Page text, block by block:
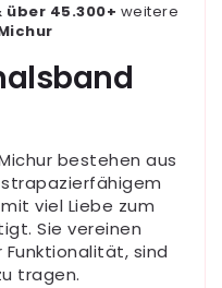
über 45.300+ weitere
bestehen aus
viel Liebe zum
Sie vereinen
sind
tragen.